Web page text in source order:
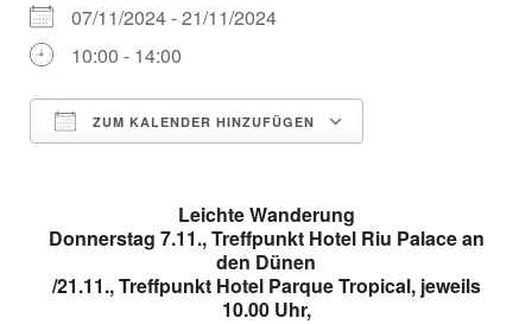
07/11/2024 - 21/11/2024
10:00 - 14:00
ZUM KALENDER HINZUFÜGEN
Leichte Wanderung
Donnerstag 7.11., Treffpunkt Hotel Riu Palace an
den Dünen
/21.11., Treffpunkt Hotel Parque Tropical, jeweils
10.00 Uhr,